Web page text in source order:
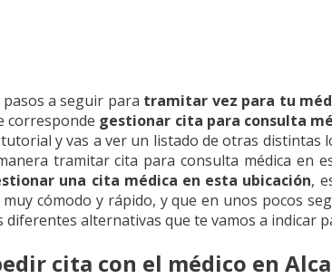
a seguir para tramitar vez para tu
corresponde gestionar cita para consulta
y vas a ver un listado de otras distintas
tramitar cita para consulta médica en
una cita médica en esta ubicación,
cómodo y rápido, y que en unos pocos
alternativas que te vamos a indicar
cita con el médico en